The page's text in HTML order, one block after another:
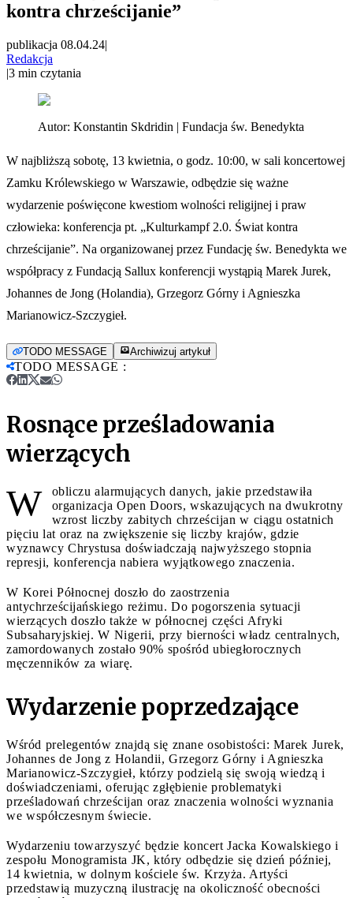
kontra chrześcijanie”
publikacja 08.04.24|
Redakcja
|3 min czytania
Autor: Konstantin Skdridin | Fundacja św. Benedykta
W najbliższą sobotę, 13 kwietnia, o godz. 10:00, w sali koncertowej
Zamku Królewskiego w Warszawie, odbędzie się ważne
wydarzenie poświęcone kwestiom wolności religijnej i praw
człowieka: konferencja pt. „Kulturkampf 2.0. Świat kontra
chrześcijanie”. Na organizowanej przez Fundację św. Benedykta we
współpracy z Fundacją Sallux konferencji wystąpią Marek Jurek,
Johannes de Jong (Holandia), Grzegorz Górny i Agnieszka
Marianowicz-Szczygieł.
TODO MESSAGE Archiwizuj artykuł
TODO MESSAGE :
Rosnące prześladowania
wierzących
W
obliczu alarmujących danych, jakie przedstawiła
organizacja Open Doors, wskazujących na dwukrotny
wzrost liczby zabitych chrześcijan w ciągu ostatnich
pięciu lat oraz na zwiększenie się liczby krajów, gdzie
wyznawcy Chrystusa doświadczają najwyższego stopnia
represji, konferencja nabiera wyjątkowego znaczenia.
W Korei Północnej doszło do zaostrzenia
antychrześcijańskiego reżimu. Do pogorszenia sytuacji
wierzących doszło także w północnej części Afryki
Subsaharyjskiej. W Nigerii, przy bierności władz centralnych,
zamordowanych zostało 90% spośród ubiegłorocznych
męczenników za wiarę.
Wydarzenie poprzedzające
Wśród prelegentów znajdą się znane osobistości: Marek Jurek,
Johannes de Jong z Holandii, Grzegorz Górny i Agnieszka
Marianowicz-Szczygieł, którzy podzielą się swoją wiedzą i
doświadczeniami, oferując zgłębienie problematyki
prześladowań chrześcijan oraz znaczenia wolności wyznania
we współczesnym świecie.
Wydarzeniu towarzyszyć będzie koncert Jacka Kowalskiego i
zespołu Monogramista JK, który odbędzie się dzień później,
14 kwietnia, w dolnym kościele św. Krzyża. Artyści
przedstawią muzyczną ilustrację na okoliczność obecności